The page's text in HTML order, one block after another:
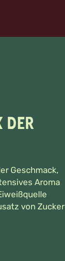
der
Geschmack,
Aroma
von Zucker